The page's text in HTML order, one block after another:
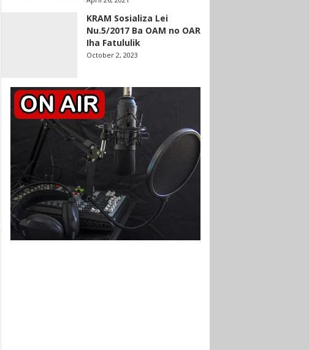
KRAM Sosializa Lei
Nu.5/2017 Ba OAM no OAR
Iha Fatululik
October 2, 2023